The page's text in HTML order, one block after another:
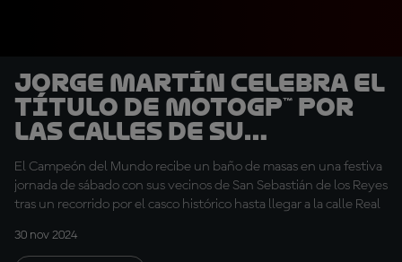
Jorge Martín celebra el
título de MotoGP™ por
las calles de su
localidad natal
El Campeón del Mundo recibe un baño de masas en una festiva
jornada de sábado con sus vecinos de San Sebastián de los Reyes
tras un recorrido por el casco histórico hasta llegar a la calle Real
30 nov 2024